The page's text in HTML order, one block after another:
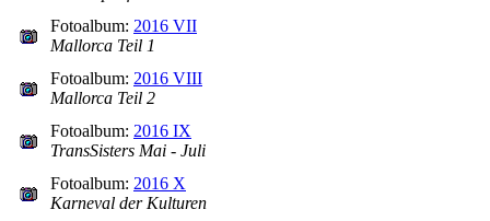
Fotoalbum: 2016 VII
Mallorca Teil 1
Fotoalbum: 2016 VIII
Mallorca Teil 2
Fotoalbum: 2016 IX
TransSisters Mai - Juli
Fotoalbum: 2016 X
Karneval der Kulturen